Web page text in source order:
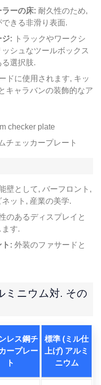
ラーの床: 耐久性のため,
きる非滑り表面.
ジ: トラックやワークシ
シュなツールボックス
選択肢.
ドに使用されます, キッ
キャラバンの装飾的なア
チェッカープレート
壁として, バーフロント,
ット, 産業の美学.
のあるディスプレイと
す.
ト: 外装のファサードと
ミニウム対. その
レス鋼チ
ープレー
ト
標準 (ミル仕
上げ) アルミ
ニウム